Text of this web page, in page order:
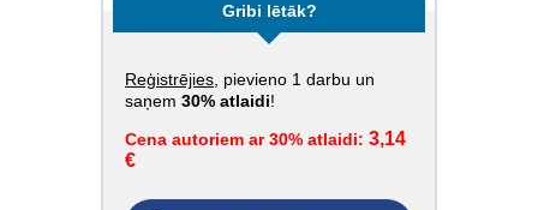
Gribi lētāk?
Reģistrējies , pievieno 1 darbu un
saņem 30% atlaidi!
Cena autoriem ar 30% atlaidi: 3,14
€